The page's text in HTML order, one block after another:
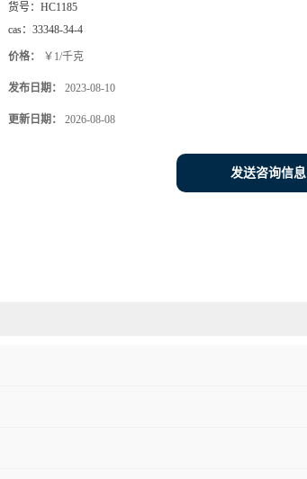
货号： HC1185
cas： 33348-34-4
价格： ￥1/千克
发布日期： 2023-08-10
更新日期： 2026-08-08
发送咨询信息